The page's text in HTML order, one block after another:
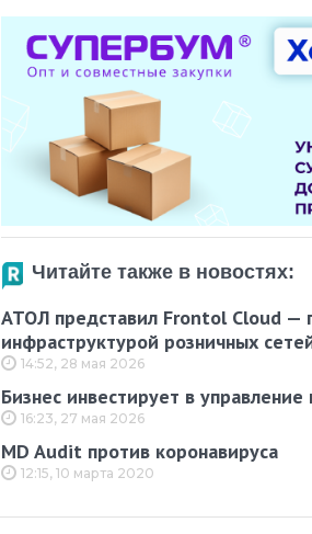
Читайте также в новостях:
АТОЛ представил Frontol Cloud —
инфраструктурой розничных
14:52, 28 мая 2026
Бизнес инвестирует в
16:23, 27 мая 2026
MD Audit против коронавируса
12:15, 10 марта 2020